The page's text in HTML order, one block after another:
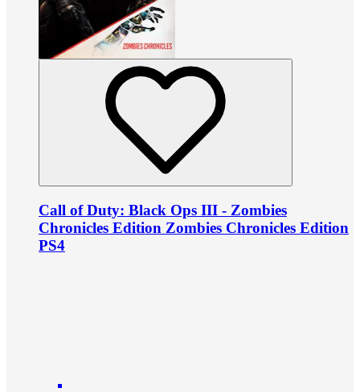
Call of Duty: Black Ops III - Zombies
Chronicles Edition Zombies Chronicles Edition
PS4